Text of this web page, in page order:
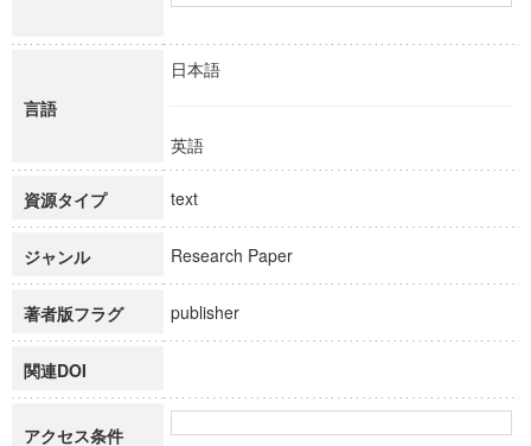
言語
日本語
英語
資源タイプ text
ジャンル Research Paper
著者版フラグ publisher
関連DOI
アクセス条件